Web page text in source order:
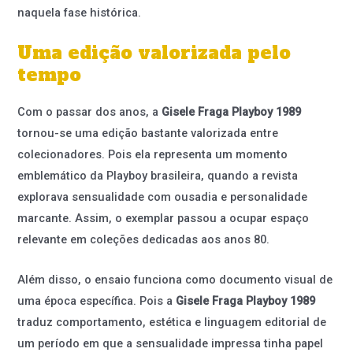
naquela fase histórica.
Uma edição valorizada pelo
tempo
Com o passar dos anos, a Gisele Fraga Playboy 1989
tornou-se uma edição bastante valorizada entre
colecionadores. Pois ela representa um momento
emblemático da Playboy brasileira, quando a revista
explorava sensualidade com ousadia e personalidade
marcante. Assim, o exemplar passou a ocupar espaço
relevante em coleções dedicadas aos anos 80.
Além disso, o ensaio funciona como documento visual de
uma época específica. Pois a Gisele Fraga Playboy 1989
traduz comportamento, estética e linguagem editorial de
um período em que a sensualidade impressa tinha papel